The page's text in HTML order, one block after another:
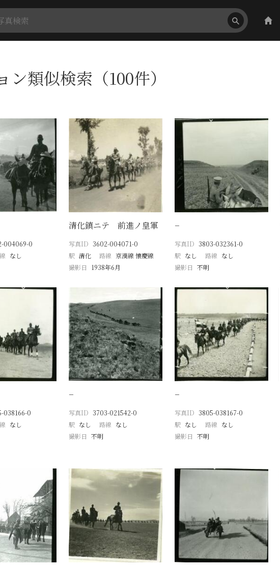
類似検索（100件）
004069-0
なし
清化鎮ニテ 前進ノ皇軍
写真ID 3602-004071-0
駅 清化 路線 京漢線 懐慶線
撮影日
1938年6月
−
写真ID 3803-032361-0
駅 なし 路線 なし
撮影日 不明
038166-0
なし
−
写真ID 3703-021542-0
駅 なし 路線 なし
撮影日 不明
−
写真ID 3805-038167-0
駅 なし 路線 なし
撮影日 不明